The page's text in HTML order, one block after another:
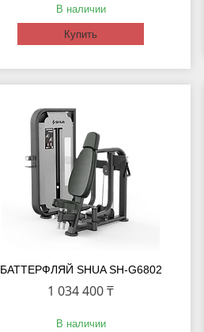
В наличии
Купить
БАТТЕРФЛЯЙ SHUA SH-G6802
1 034 400 ₸
В наличии